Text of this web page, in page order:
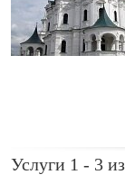
Услуги 1 - 3